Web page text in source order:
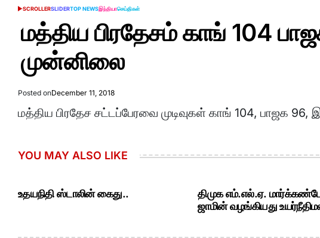
POSTED
SCROLLERSLIDERTOP NEWSஇந்தியாசெய்திகள்
மத்திய பிரதேசம் காங் 104
முன்னிலை
Posted onDecember 11, 2018
மத்திய பிரதேச சட்டப்பேரவை முடிவுகள் காங் 104, பாஜக
YOU MAY ALSO LIKE
உதயநிதி ஸ்டாலின் கைது..
திமுக எம்.எல்.ஏ.
ஜாமின் வழங்கியது